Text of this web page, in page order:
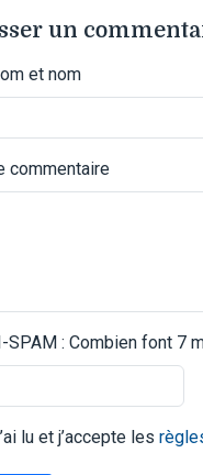
un
et nom
commentaire
SPAM : Combien font 7
lu et j’accepte les